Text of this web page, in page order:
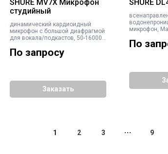
SHURE MV7X Микрофон
студийный
динамический кардиоидный
микрофон с большой диафрагмой
для вокала/подкастов, 50-16000
По запросу
Заказать
SHURE
микрофон,
частотный
кабель 1,6 м,
По
1 2 3 9